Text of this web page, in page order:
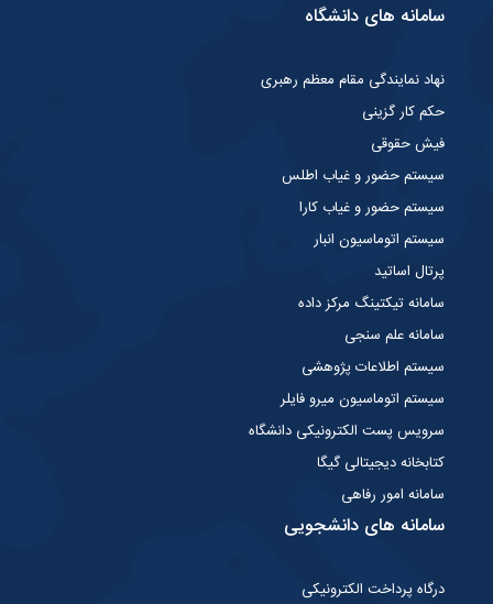
سامانه های دانشگاه
نهاد نمایندگی مقام معظم رهبری
حکم کار گزینی
فیش حقوقی
سیستم حضور و غیاب اطلس
سیستم حضور و غیاب کارا
سیستم اتوماسیون انبار
پرتال اساتید
سامانه تیکتینگ مرکز داده
سامانه علم سنجی
سیستم اطلاعات پژوهشی
سیستم اتوماسیون میرو فایلر
سرویس پست الکترونیکی دانشگاه
کتابخانه دیجیتالی گیگا
سامانه امور رفاهی
سامانه های دانشجویی
درگاه پرداخت الکترونیکی